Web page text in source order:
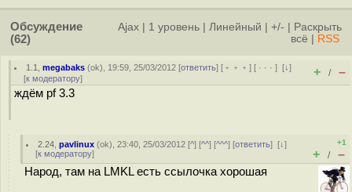
Обсуждение
(62)
Ajax 1 уровень Линейный +/-
Раскрыть
всё
RSS
1.1 ,megabaks (ok), 19:59, 25/03/2012 [ответить] [ ﹢﹢﹢] [ · · ·][↓]
[к модератору] + / –
ждём pf 3.3
2.24 ,pavlinux (ok), 23:40, 25/03/2012 [^] [^^] [^^^] [ответить][↓]
[к модератору]
+1
+ / –
Народ, там на LMKL есть ссылочка хорошая